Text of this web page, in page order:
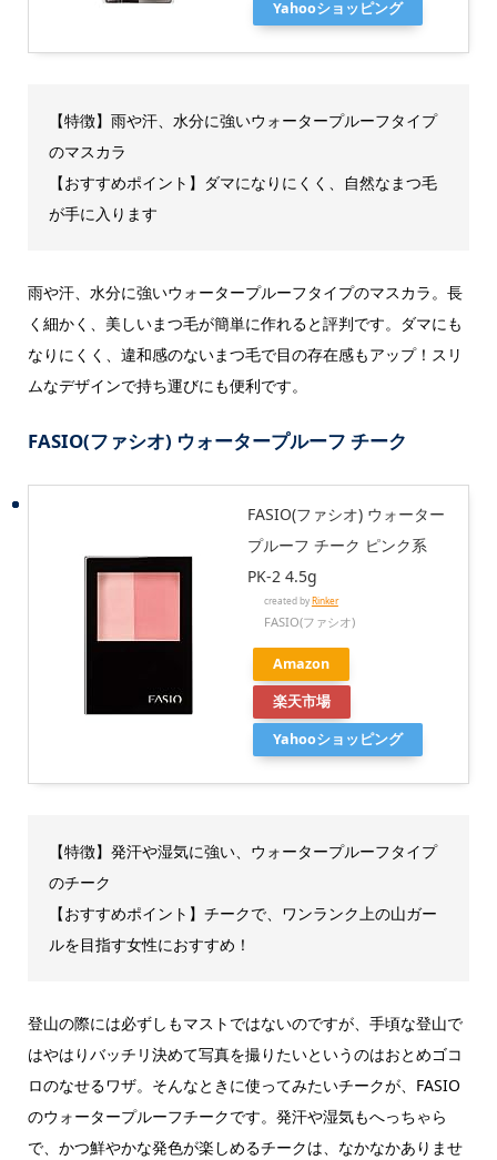
Yahooショッピング
【特徴】雨や汗、水分に強いウォータープルーフタイプ
のマスカラ
【おすすめポイント】ダマになりにくく、自然なまつ毛
が手に入ります
雨や汗、水分に強いウォータープルーフタイプのマスカラ。長
く細かく、美しいまつ毛が簡単に作れると評判です。ダマにも
なりにくく、違和感のないまつ毛で目の存在感もアップ！スリ
ムなデザインで持ち運びにも便利です。
FASIO(ファシオ) ウォータープルーフ チーク
FASIO(ファシオ) ウォーター
プルーフ チーク ピンク系
PK-2 4.5g
created byRinker
FASIO(ファシオ)
Amazon
楽天市場
Yahooショッピング
【特徴】発汗や湿気に強い、ウォータープルーフタイプ
のチーク
【おすすめポイント】チークで、ワンランク上の山ガー
ルを目指す女性におすすめ！
登山の際には必ずしもマストではないのですが、手頃な登山で
はやはりバッチリ決めて写真を撮りたいというのはおとめゴコ
ロのなせるワザ。そんなときに使ってみたいチークが、FASIO
のウォータープルーフチークです。発汗や湿気もへっちゃら
で、かつ鮮やかな発色が楽しめるチークは、なかなかありませ